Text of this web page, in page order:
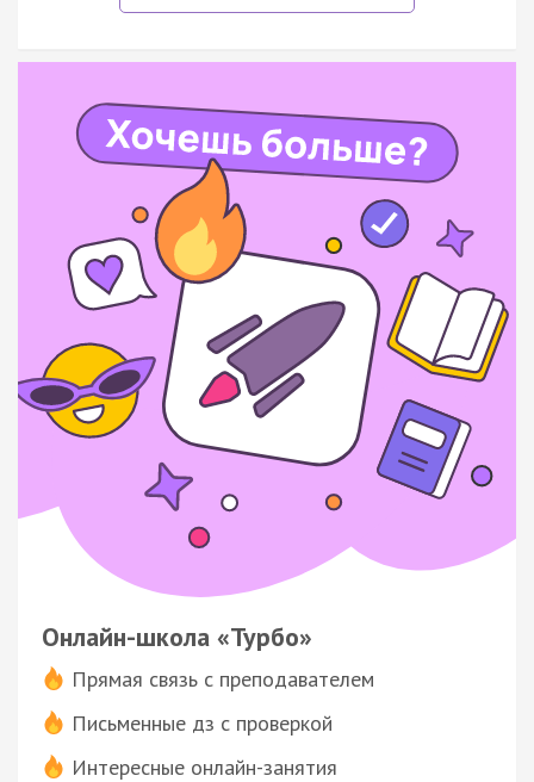
Онлайн-школа «Турбо»
Прямая связь с преподавателем
Письменные дз с проверкой
Интересные онлайн-занятия